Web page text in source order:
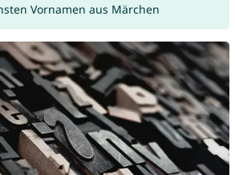
Vornamen aus Märchen